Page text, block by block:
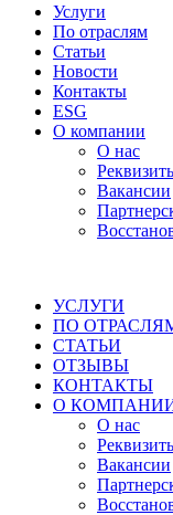
Услуги
По отраслям
Статьи
Новости
Контакты
ESG
О компании
О нас
Вакансии
УСЛУГИ
ПО
СТАТЬИ
ОТЗЫВЫ
КОНТАКТЫ
О
О нас
Вакансии